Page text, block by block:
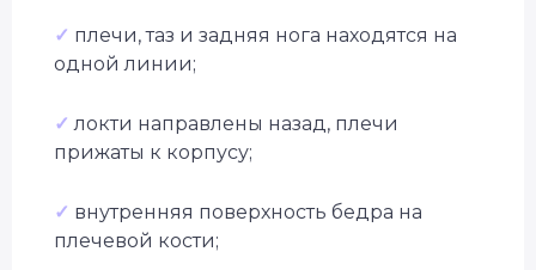
✓ плечи, таз и задняя нога находятся на
одной линии;
✓ локти направлены назад, плечи
прижаты к корпусу;
✓ внутренняя поверхность бедра на
плечевой кости;